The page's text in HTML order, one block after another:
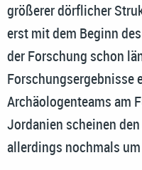
größerer dörflicher
erst mit dem Beginn
der Forschung schon
Forschungsergebnisse
Archäologenteams am
Jordanien scheinen
allerdings nochmals